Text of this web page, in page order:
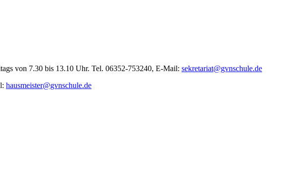
von 7.30 bis 13.10 Uhr. Tel. 06352-753240, E-Mail: sekretariat@gvnschule.de
hausmeister@gvnschule.de